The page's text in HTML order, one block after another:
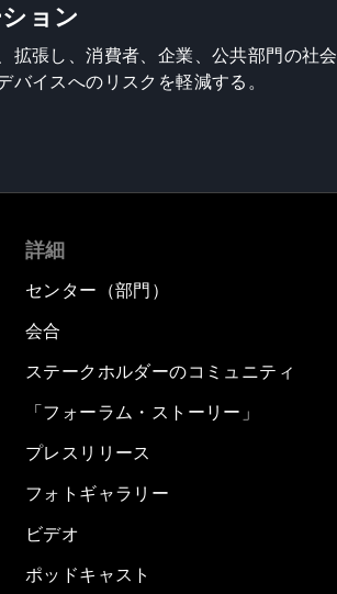
ョン
拡張し、消費者、企業、公共部門の社会
イスへのリスクを軽減する。
詳細
センター（部門）
会合
ステークホルダーのコミュニティ
「フォーラム・ストーリー」
プレスリリース
フォトギャラリー
ビデオ
ポッドキャスト